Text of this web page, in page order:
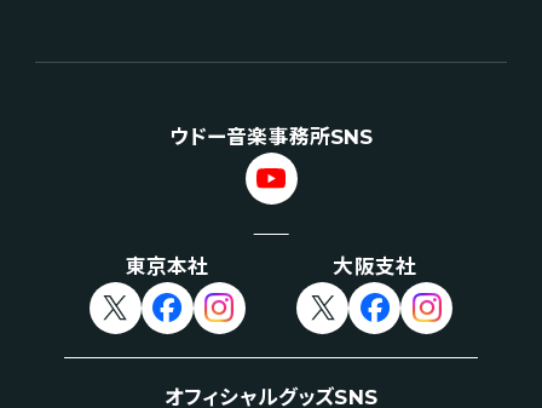
ウドー音楽事務所SNS
東京本社 大阪支社
オフィシャルグッズSNS